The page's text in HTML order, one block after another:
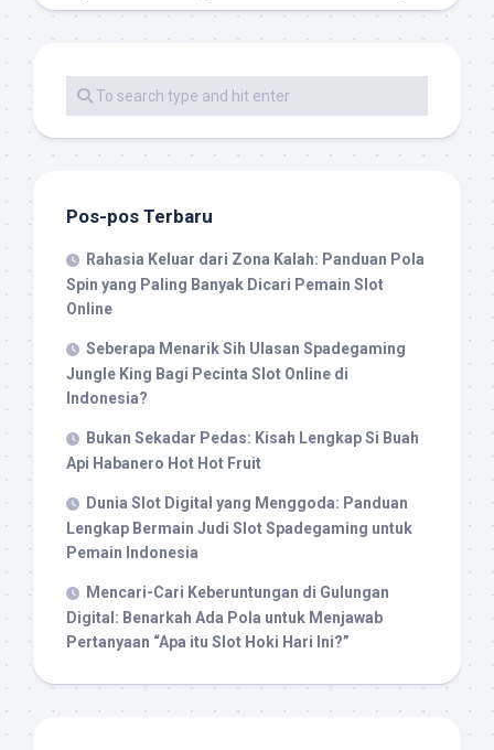
Pos-pos Terbaru
Rahasia Keluar dari Zona Kalah: Panduan Pola
Spin yang Paling Banyak Dicari Pemain Slot
Online
Seberapa Menarik Sih Ulasan Spadegaming
Jungle King Bagi Pecinta Slot Online di
Indonesia?
Bukan Sekadar Pedas: Kisah Lengkap Si Buah
Api Habanero Hot Hot Fruit
Dunia Slot Digital yang Menggoda: Panduan
Lengkap Bermain Judi Slot Spadegaming untuk
Pemain Indonesia
Mencari-Cari Keberuntungan di Gulungan
Digital: Benarkah Ada Pola untuk Menjawab
Pertanyaan “Apa itu Slot Hoki Hari Ini?”